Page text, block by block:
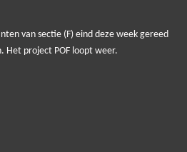
van sectie (F) eind deze week gereed
Het project POF loopt weer.